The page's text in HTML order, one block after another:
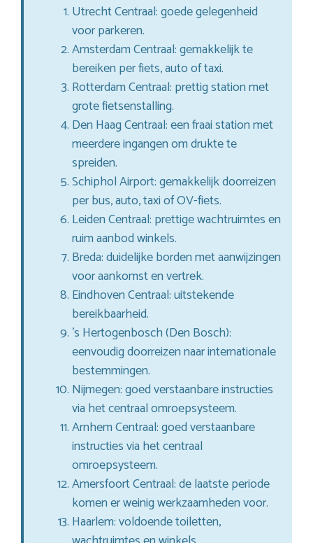
Utrecht Centraal: goede gelegenheid
voor parkeren.
Amsterdam Centraal: gemakkelijk te
bereiken per fiets, auto of taxi.
Rotterdam Centraal: prettig station met
grote fietsenstalling.
Den Haag Centraal: een fraai station met
meerdere ingangen om drukte te
spreiden.
Schiphol Airport: gemakkelijk doorreizen
per bus, auto, taxi of OV-fiets.
Leiden Centraal: prettige wachtruimtes en
ruim aanbod winkels.
Breda: duidelijke borden met aanwijzingen
voor aankomst en vertrek.
Eindhoven Centraal: uitstekende
bereikbaarheid.
’s Hertogenbosch (Den Bosch):
eenvoudig doorreizen naar internationale
bestemmingen.
Nijmegen: goed verstaanbare instructies
via het centraal omroepsysteem.
Arnhem Centraal: goed verstaanbare
instructies via het centraal
omroepsysteem.
Amersfoort Centraal: de laatste periode
komen er weinig werkzaamheden voor.
Haarlem: voldoende toiletten,